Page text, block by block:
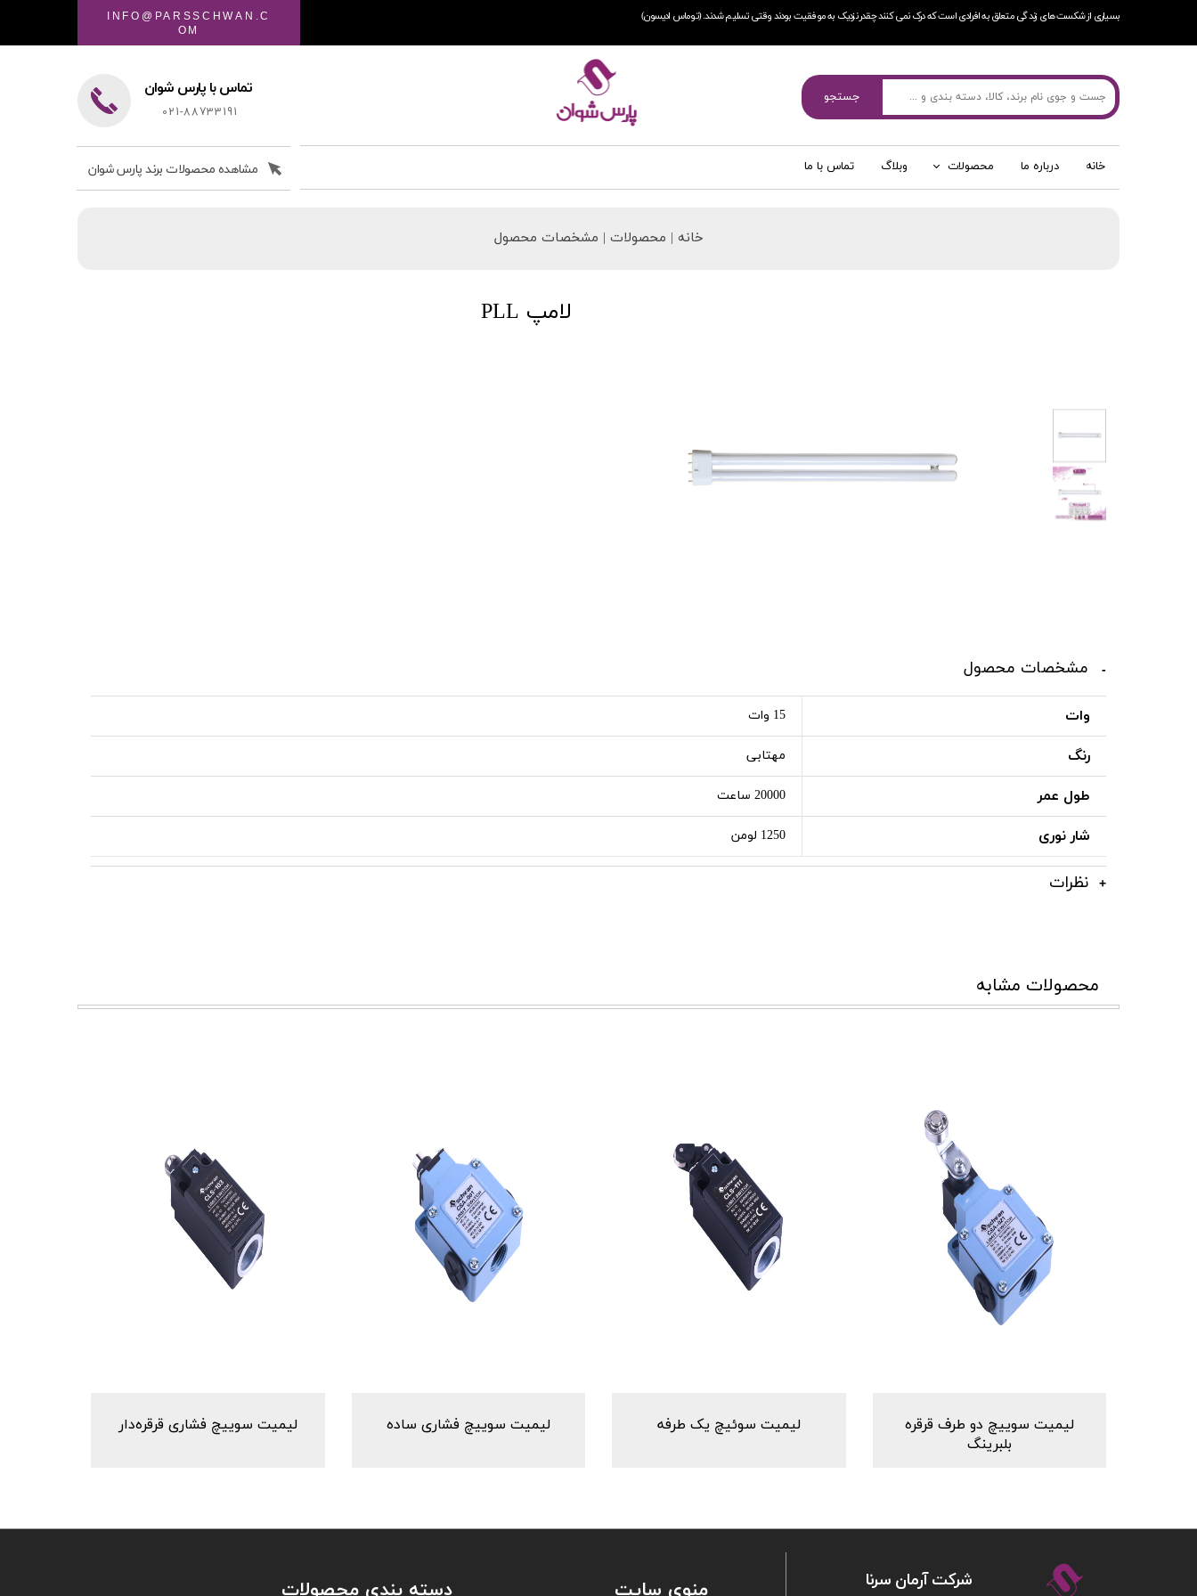
جستجو تماس با پارس شوان
021-88733191
بسیاری از شکست های زندگی متعلق به افرادی است که درک نمی کنند چقدر نزدیک به موفقیت بودند وقتی تسلیم شدند. (توماس ادیسون)
INFO@PARSSCHWAN.C
OM
خانه درباره ما محصولات وبلاگ تماس با ما مشاهده محصولات برند پارس شوان
خانه | محصولات | مشخصات محصول
لامپ PLL
مشخصات محصول
وات 15 وات
رنگ مهتابی
طول عمر 20000 ساعت
شار نوری 1250 لومن
نظرات
محصولات مشابه
لیمیت سوییچ دو طرف قرقره
بلبرینگ
لیمیت سوئیچ یک طرفه لیمیت سوییچ فشاری ساده لیمیت سوییچ فشاری قرقره‌دار
شركت آرمان سرنا منوی سایت دسته بندی محصولات